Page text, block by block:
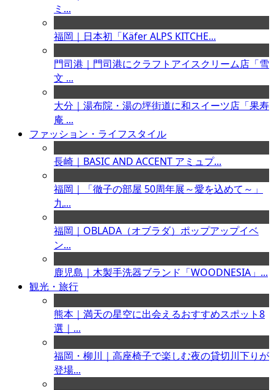
ミ...
福岡｜日本初「Käfer ALPS KITCHE...
門司港｜門司港にクラフトアイスクリーム店「雪
文 ...
大分｜湯布院・湯の坪街道に和スイーツ店「果寿
庵 ...
ファッション・ライフスタイル
長崎｜BASIC AND ACCENT アミュプ...
福岡｜「徹子の部屋 50周年展～愛を込めて～」
九...
福岡｜OBLADA（オブラダ）ポップアップイベ
ン...
鹿児島｜木製手洗器ブランド「WOODNESIA」...
観光・旅行
熊本｜満天の星空に出会えるおすすめスポット8
選｜...
福岡・柳川｜高座椅子で楽しむ夜の貸切川下りが
登場...